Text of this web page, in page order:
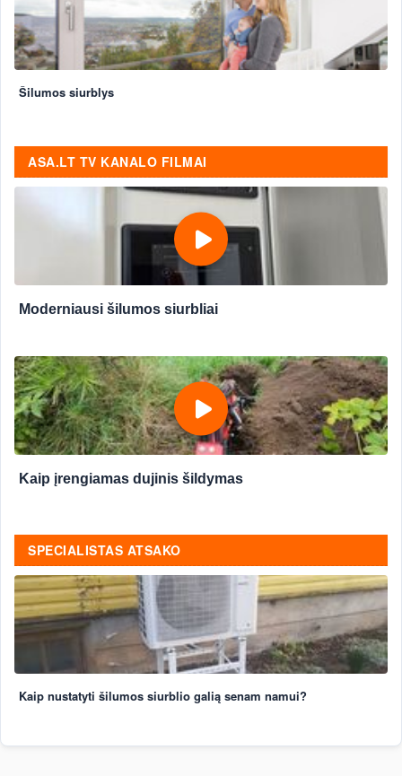
Šilumos siurblys
ASA.LT TV KANALO FILMAI
Moderniausi šilumos siurbliai
Kaip įrengiamas dujinis šildymas
SPECIALISTAS ATSAKO
Kaip nustatyti šilumos siurblio galią senam namui?